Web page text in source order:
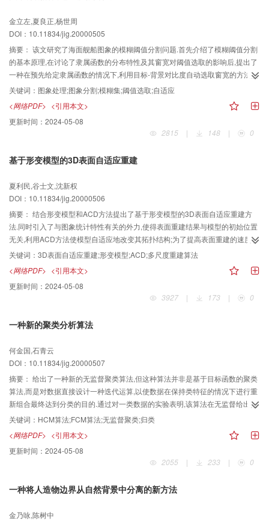
金立左,夏良正,杨世周
DOI：10.11834/jig.20000505
摘要： 该文研究了海面舰船图象的模糊阈值分割问题.首先介绍了模糊阈值分割
的基本原理,在讨论了隶属函数的分布特性及其窗宽对阈值选取的影响后,提出了
一种在预先给定隶属函数的情况下,利用目标-背景对比度自动选取窗宽的方法,并
给出了根据目标与摄像机间的相对距离估计目标-背景对比度的算法.其应用于智
能电视跟踪系统,对不同距离、不同对比度的海面舰船图象进行了阈值分割实验,
结果表明该方法具有较强的场景适应能力.
关键词： 图象处理;图象分割;模糊集;阈值选取;自适应
<网络PDF> <引用本文>
更新时间： 2024-05-08
2815
| 148 | 0
基于形变模型的3D表面自适应重建
夏利民,谷士文,沈新权
DOI：10.11834/jig.20000506
摘要： 结合形变模型和ACD方法提出了基于形变模型的3D表面自适应重建方
法.同时引入了与图象统计特性有关的外力,使得表面重建结果与模型的初始位置
无关,利用ACD方法使模型自适应地改变其拓扑结构;为了提高表面重建的速度和
鲁棒性,提出了多尺度重建算法.该方法适用于形状、结构复杂的物体重建,实验结
关键词： 3D表面自适应重建;形变模型;ACD;多尺度重建算法
<网络PDF> <引用本文>
更新时间： 2024-05-08
3927
| 173 | 0
一种新的聚类分析算法
何金国,石青云
DOI：10.11834/jig.20000507
摘要： 给出了一种新的无监督聚类算法,但这种算法并非是基于目标函数的聚类
算法,而是对数据直接设计一种迭代运算,以使数据在保持类特征的情况下进行重
新组合最终达到分类的目的.通过对一类数据的实验表明,该算法在无监督给出类
数方面具有较好的鲁棒性;另外,该算法在数据的准确归类、无监督聚类、确定性,
关键词： HCM算法;FCM算法;无监督聚类;归类
<网络PDF> <引用本文>
更新时间： 2024-05-08
2055
| 233 | 0
一种将人造物边界从自然背景中分离的新方法
金乃咏,陈树中